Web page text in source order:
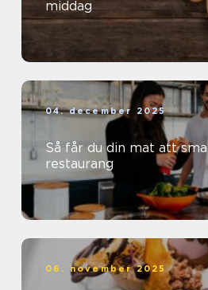
middag
04. december 2025
Så får du din mat att
restaurang
06. november 2025